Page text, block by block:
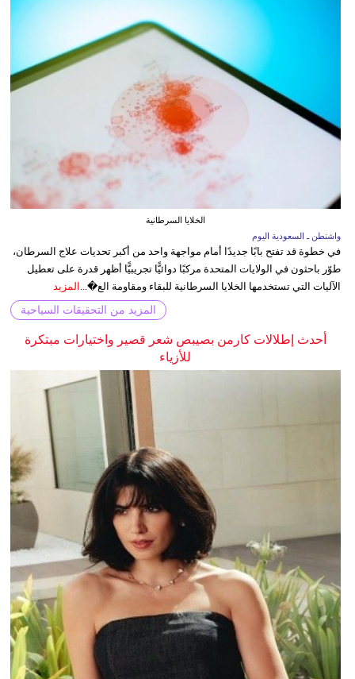
الخلايا السرطانية
واشنطن ـ السعودية اليوم
في خطوة قد تفتح بابًا جديدًا أمام مواجهة واحد من أكبر تحديات علاج السرطان،
طوّر باحثون في الولايات المتحدة مركبًا دوائيًّا تجريبيًّا أظهر قدرة على تعطيل
الآليات التي تستخدمها الخلايا السرطانية للبقاء ومقاومة الع�... المزيد
المزيد من التحقيقات السياحية
أحدث إطلالات كارمن بصيبص شعر قصير واختيارات مبتكرة
للأزياء